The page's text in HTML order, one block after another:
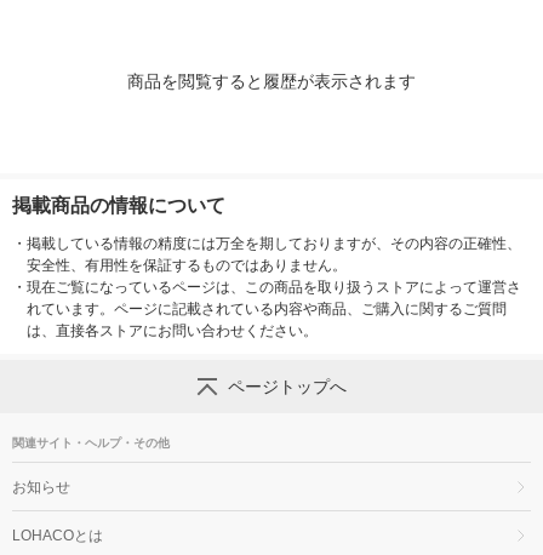
商品を閲覧すると履歴が表示されます
掲載商品の情報について
・ 掲載している情報の精度には万全を期しておりますが、その内容の正確性、
安全性、有用性を保証するものではありません。
・ 現在ご覧になっているページは、この商品を取り扱うストアによって運営さ
れています。ページに記載されている内容や商品、ご購入に関するご質問
は、直接各ストアにお問い合わせください。
ページトップへ
関連サイト・ヘルプ・その他
お知らせ
LOHACOとは